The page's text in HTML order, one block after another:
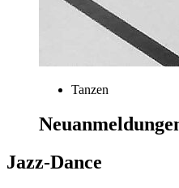
Tanzen
Jazz-Dance